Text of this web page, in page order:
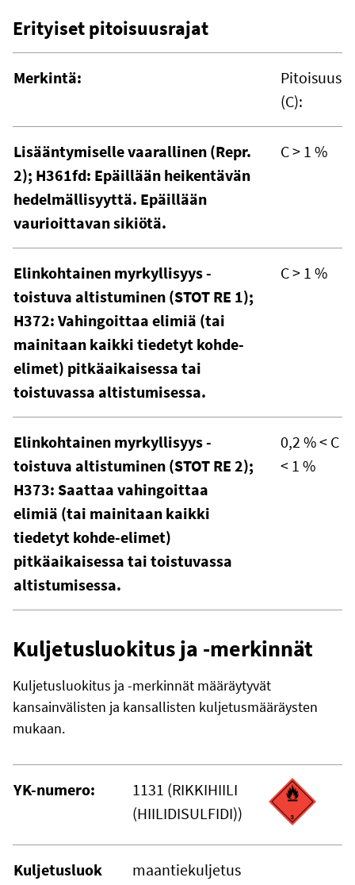
Erityiset pitoisuusrajat
Merkintä:
Pitoisuus
(C):
Lisääntymiselle vaarallinen (Repr.
2); H361fd: Epäillään heikentävän
hedelmällisyyttä. Epäillään
vaurioittavan sikiötä.
C > 1 %
Elinkohtainen myrkyllisyys -
toistuva altistuminen (STOT RE 1);
H372: Vahingoittaa elimiä (tai
mainitaan kaikki tiedetyt kohde-
elimet) pitkäaikaisessa tai
toistuvassa altistumisessa.
C > 1 %
Elinkohtainen myrkyllisyys -
toistuva altistuminen (STOT RE 2);
H373: Saattaa vahingoittaa
elimiä (tai mainitaan kaikki
tiedetyt kohde-elimet)
pitkäaikaisessa tai toistuvassa
altistumisessa.
0,2 % < C
< 1 %
Kuljetusluokitus ja -merkinnät
Kuljetusluokitus ja -merkinnät määräytyvät
kansainvälisten ja kansallisten kuljetusmääräysten
mukaan.
YK-numero:
1131 (RIKKIHIILI
(HIILIDISULFIDI))
Kuljetusluok
maantiekuljetus